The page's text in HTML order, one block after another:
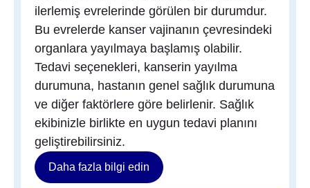
ilerlemiş evrelerinde görülen bir durumdur.
Bu evrelerde kanser vajinanın çevresindeki
organlara yayılmaya başlamış olabilir.
Tedavi seçenekleri, kanserin yayılma
durumuna, hastanın genel sağlık durumuna
ve diğer faktörlere göre belirlenir. Sağlık
ekibinizle birlikte en uygun tedavi planını
geliştirebilirsiniz.
Daha fazla bilgi edin